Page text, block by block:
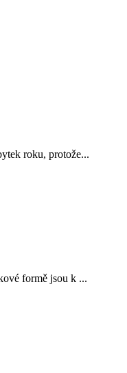
roku, protože...
formě jsou k ...